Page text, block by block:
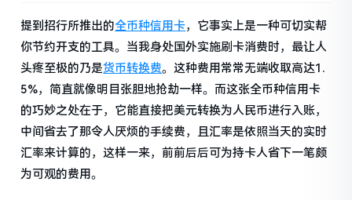
提到招行所推出的全币种信用卡，它事实上是一种可切实帮
你节约开支的工具。当我身处国外实施刷卡消费时，最让人
头疼至极的乃是货币转换费。这种费用常常无端收取高达1.
5%，简直就像明目张胆地抢劫一样。而这张全币种信用卡
的巧妙之处在于，它能直接把美元转换为人民币进行入账，
中间省去了那令人厌烦的手续费，且汇率是依照当天的实时
汇率来计算的，这样一来，前前后后可为持卡人省下一笔颇
为可观的费用。